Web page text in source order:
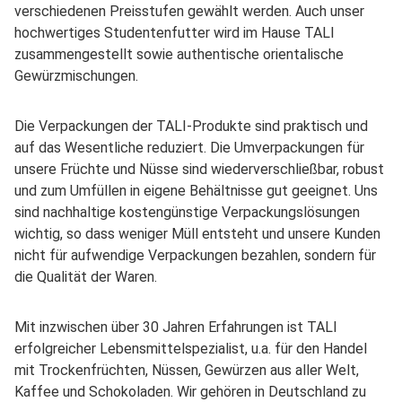
verschiedenen Preisstufen gewählt werden. Auch unser
hochwertiges Studentenfutter wird im Hause TALI
zusammengestellt sowie authentische orientalische
Gewürzmischungen.
Die Verpackungen der TALI-Produkte sind praktisch und
auf das Wesentliche reduziert. Die Umverpackungen für
unsere Früchte und Nüsse sind wiederverschließbar, robust
und zum Umfüllen in eigene Behältnisse gut geeignet. Uns
sind nachhaltige kostengünstige Verpackungslösungen
wichtig, so dass weniger Müll entsteht und unsere Kunden
nicht für aufwendige Verpackungen bezahlen, sondern für
die Qualität der Waren.
Mit inzwischen über 30 Jahren Erfahrungen ist TALI
erfolgreicher Lebensmittelspezialist, u.a. für den Handel
mit Trockenfrüchten, Nüssen, Gewürzen aus aller Welt,
Kaffee und Schokoladen. Wir gehören in Deutschland zu